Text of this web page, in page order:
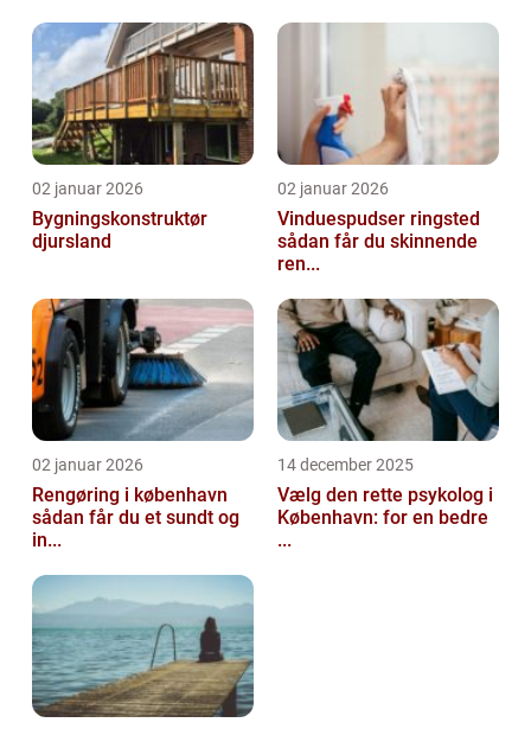
02 januar 2026
Bygningskonstruktør
djursland
02 januar 2026
Vinduespudser ringsted
sådan får du skinnende
ren...
02 januar 2026
Rengøring i københavn
sådan får du et sundt og
in...
14 december 2025
Vælg den rette psykolog i
København: for en bedre
...